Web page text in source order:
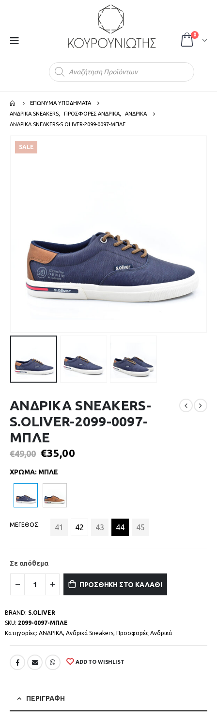
0
ΕΠΩΝΥΜΑ ΥΠΟΔΗΜΑΤΑ
ΑΝΔΡΙΚΑ SNEAKERS
ΠΡΟΣΦΟΡΕΣ ΑΝΔΡΙΚΑ
ΑΝΔΡΙΚΑ
ΑΝΔΡΙΚΑ SNEAKERS-S.OLIVER-2099-0097-ΜΠΛΕ
SALE
ΑΝΔΡΙΚΑ SNEAKERS-
S.OLIVER-2099-0097-
ΜΠΛΕ
€49,00 €35,00
ΧΡΩΜΑ: ΜΠΛΕ
ΜΕΓΕΘΟΣ 41 42 43 44 45
Σε απόθεμα
ΠΡΟΣΘΗΚΗ ΣΤΟ ΚΑΛΑΘΙ
BRAND: S.OLIVER
SKU: 2099-0097-ΜΠΛΕ
Κατηγορίες: ΑΝΔΡΙΚΑ, Ανδρικά Sneakers, Προσφορές Ανδρικά
ADD TO WISHLIST
ΠΕΡΙΓΡΑΦΗ